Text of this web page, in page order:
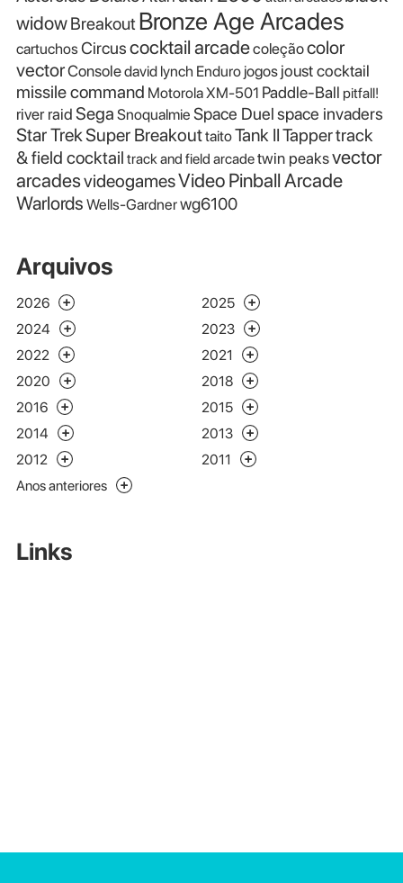
widowBreakoutBronze Age Arcades
cartuchosCircuscocktail arcadecoleçãocolor
vectorConsoledavid lynch Enduro jogos joust cocktail
missile command Motorola XM-501 Paddle-Ball pitfall!
river raidSega Snoqualmie Space Duelspace invaders
Star TrekSuper BreakouttaitoTank IITappertrack
& field cocktail track and field arcadetwin peaksvector
arcadesvideogamesVideo Pinball Arcade
Warlords Wells-Gardnerwg6100
Arquivos
2026
2025
2024
2023
2022
2021
2020
2018
2016
2015
2014
2013
2012
2011
Anos anteriores
Links